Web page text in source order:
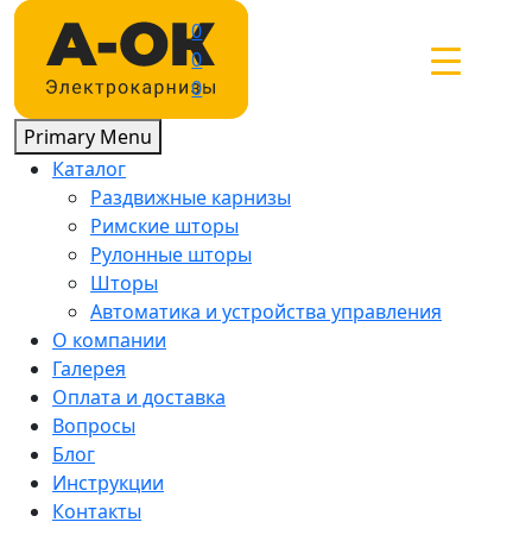
Skip
content
0
0
0
Primary Menu
Каталог
Раздвижные карнизы
Римские шторы
Рулонные шторы
Шторы
Автоматика и устройства управления
О компании
Галерея
Оплата и доставка
Вопросы
Блог
Инструкции
Контакты